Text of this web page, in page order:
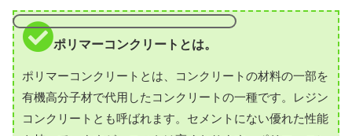
ポリマーコンクリートとは。
ポリマーコンクリートとは、コンクリートの材料の一部を
有機高分子材で代用したコンクリートの一種です。レジン
コンクリートとも呼ばれます。セメントにない優れた性能